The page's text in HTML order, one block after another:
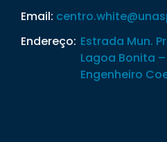
Email:
Endereço: Estrada Mun.
Lagoa Bonita –
Engenheiro